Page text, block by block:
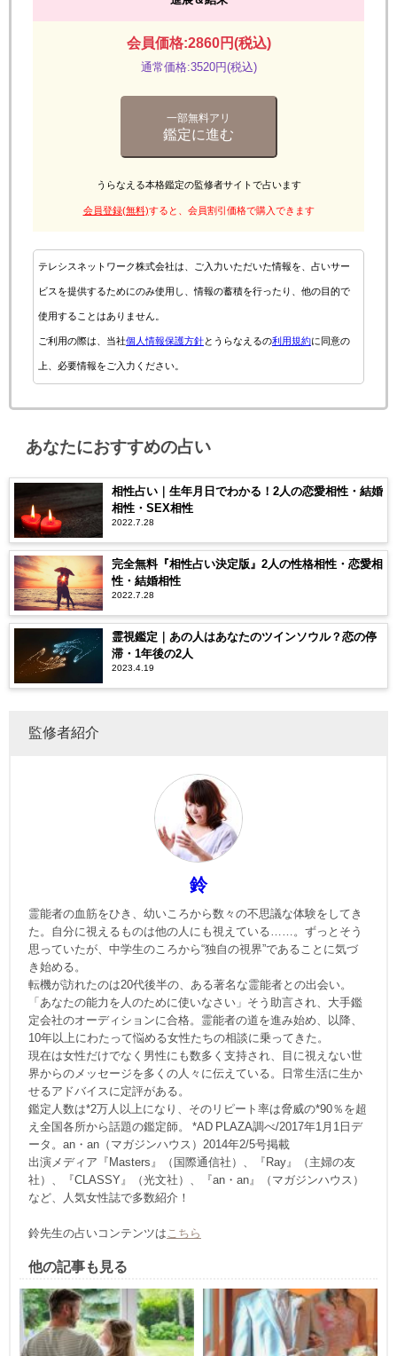
会員価格:2860円(税込)
通常価格:3520円(税込)
一部無料アリ
鑑定に進む
うらなえる本格鑑定の監修者サイトで占います
会員登録(無料)すると、会員割引価格で購入できます
テレシスネットワーク株式会社は、ご入力いただいた情報を、占いサー
ビスを提供するためにのみ使用し、情報の蓄積を行ったり、他の目的で
使用することはありません。
ご利用の際は、当社個人情報保護方針とうらなえるの利用規約に同意の
上、必要情報をご入力ください。
あなたにおすすめの占い
相性占い｜生年月日でわかる！2人の恋愛相性・結婚
相性・SEX相性
2022.7.28
完全無料『相性占い決定版』2人の性格相性・恋愛相
性・結婚相性
2022.7.28
霊視鑑定｜あの人はあなたのツインソウル？恋の停
滞・1年後の2人
2023.4.19
監修者紹介
鈴
霊能者の血筋をひき、幼いころから数々の不思議な体験をしてき
た。自分に視えるものは他の人にも視えている……。ずっとそう
思っていたが、中学生のころから“独自の視界”であることに気づ
き始める。
転機が訪れたのは20代後半の、ある著名な霊能者との出会い。
「あなたの能力を人のために使いなさい」そう助言され、大手鑑
定会社のオーディションに合格。霊能者の道を進み始め、以降、
10年以上にわたって悩める女性たちの相談に乗ってきた。
現在は女性だけでなく男性にも数多く支持され、目に視えない世
界からのメッセージを多くの人々に伝えている。日常生活に生か
せるアドバイスに定評がある。
鑑定人数は*2万人以上になり、そのリピート率は脅威の*90％を超
え全国各所から話題の鑑定師。 *AD PLAZA調べ/2017年1月1日デ
ータ。an・an（マガジンハウス）2014年2/5号掲載
出演メディア『Masters』（国際通信社）、『Ray』（主婦の友
社）、『CLASSY』（光文社）、『an・an』（マガジンハウス）
など、人気女性誌で多数紹介！
鈴先生の占いコンテンツは こちら
他の記事も見る